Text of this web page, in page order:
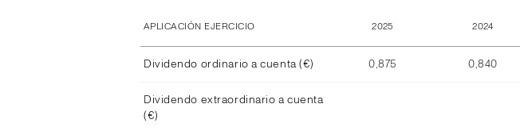
APLICACIÓN EJERCICIO 2025 2024
Dividendo ordinario a cuenta (€) 0,875 0,840
Dividendo extraordinario a cuenta
(€)